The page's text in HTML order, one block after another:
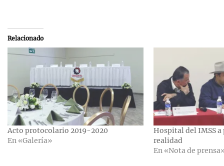
Relacionado
Acto protocolario 2019-2020
En «Galería»
Hospital del IMSS a
realidad
En «Nota de